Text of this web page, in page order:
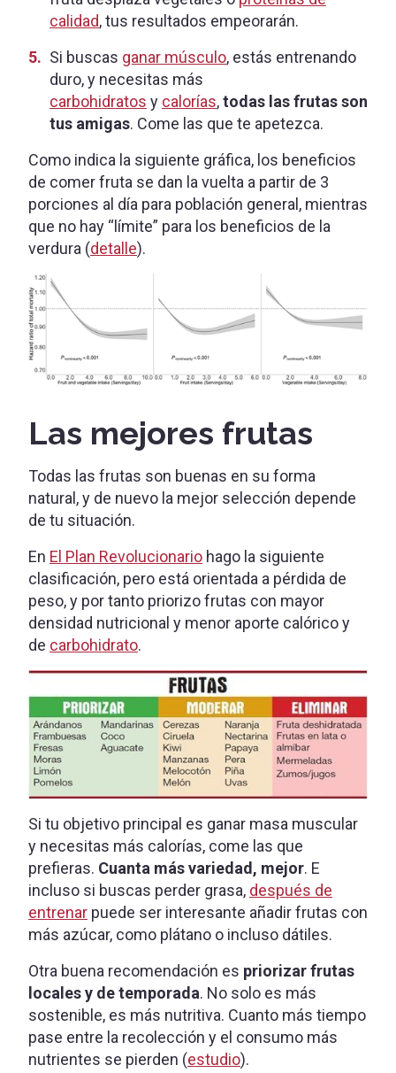
calidad, tus resultados empeorarán.
Si buscas ganar músculo, estás entrenando
duro, y necesitas más
carbohidratos y calorías,todas las frutas son
tus amigas. Come las que te apetezca.
Como indica la siguiente gráfica, los beneficios
de comer fruta se dan la vuelta a partir de 3
porciones al día para población general, mientras
que no hay “límite” para los beneficios de la
verdura (detalle).
Las mejores frutas
Todas las frutas son buenas en su forma
natural, y de nuevo la mejor selección depende
de tu situación.
En El Plan Revolucionario hago la siguiente
clasificación, pero está orientada a pérdida de
peso, y por tanto priorizo frutas con mayor
densidad nutricional y menor aporte calórico y
de carbohidrato.
Si tu objetivo principal es ganar masa muscular
y necesitas más calorías, come las que
prefieras. Cuanta más variedad, mejor. E
incluso si buscas perder grasa, después de
entrenar puede ser interesante añadir frutas con
más azúcar, como plátano o incluso dátiles.
Otra buena recomendación es priorizar frutas
locales y de temporada. No solo es más
sostenible, es más nutritiva. Cuanto más tiempo
pase entre la recolección y el consumo más
nutrientes se pierden (estudio).